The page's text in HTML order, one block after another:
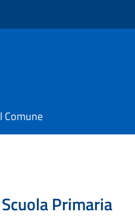
Comune
Primaria